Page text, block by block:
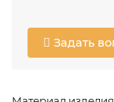
Задать